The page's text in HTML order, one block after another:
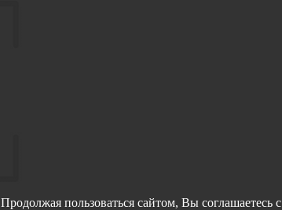
Продолжая пользоваться сайтом, Вы соглашаетесь с